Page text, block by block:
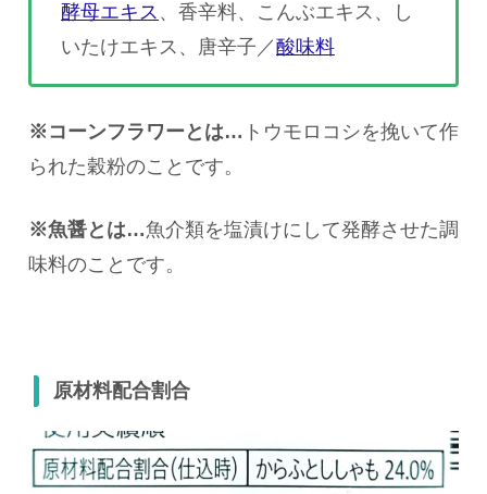
酵母エキス 、香辛料、こんぶエキス、し
いたけエキス、唐辛子／酸味料
※コーンフラワーとは… トウモロコシを挽いて作
られた穀粉のことです。
※魚醤とは…魚介類を塩漬けにして発酵させた調
味料のことです。
原材料配合割合